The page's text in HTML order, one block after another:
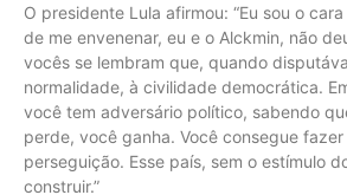
O presidente Lula afirmou: “Eu sou o
de me envenenar, eu e o Alckmin, não
vocês se lembram que, quando
normalidade, à civilidade democrática.
você tem adversário político, sabendo
perde, você ganha. Você consegue
perseguição. Esse país, sem o estímulo
construir.”